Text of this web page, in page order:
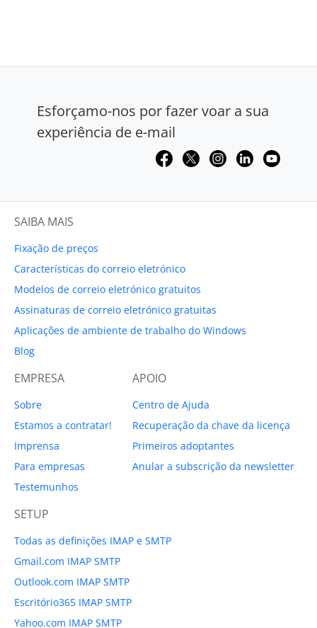
Esforçamo-nos por fazer voar a sua
experiência de e-mail
SAIBA MAIS
Fixação de preços
Características do correio eletrónico
Modelos de correio eletrónico gratuitos
Assinaturas de correio eletrónico gratuitas
Aplicações de ambiente de trabalho do Windows
Blog
EMPRESA
Sobre
Estamos a contratar!
Imprensa
Para empresas
Testemunhos
APOIO
Centro de Ajuda
Recuperação da chave da licença
Primeiros adoptantes
Anular a subscrição da newsletter
SETUP
Todas as definições IMAP e SMTP
Gmail.com IMAP SMTP
Outlook.com IMAP SMTP
Escritório365 IMAP SMTP
Yahoo.com IMAP SMTP